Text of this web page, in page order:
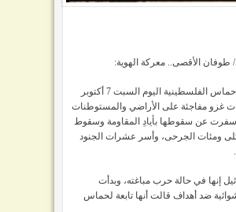
طوفان الأقصى.. معركة الهوية:
نفذت حركة حماس الفلسطينية اليوم السبت 7 أكتوبر
غزو مفاجئة على الأراضي والمستوطنات
أسفرت عن سقوطها بأيادِ المقاومة وسقوط
ومئات الجرحى، وأسر عشرات الجنود
إنها في حالة حرب مباغته، وبدأت
ضد أهداف قالت أنها تابعة لحماس